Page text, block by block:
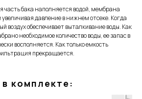
часть бака наполняется водой, мембрана
давление в нижнем отсеке. Когда
воздух обеспечивает выталкивание воды. Как
необходимое количество воды, ее запас в
восполняется. Как только емкость
прекращается.
комплекте: